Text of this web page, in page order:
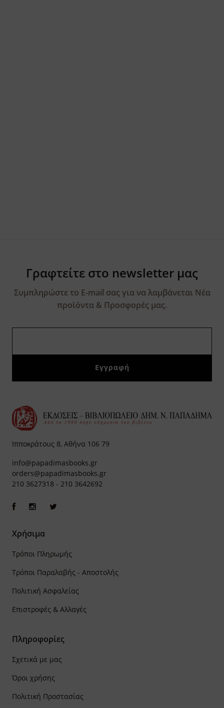
Γραφτείτε στο newsletter μας
Συμπληρώστε το E-mail σας για να λαμβάνεται Νέα
προϊόντα & Προσφορές μας.
Ιπποκράτους 8, Αθήνα 106 79
info@papadimasbooks.gr
orders@papadimasbooks.gr
210 3627318 - 210 3642692
Χρήσιμα
Τρόποι Πληρωμής
Τρόποι Παραλαβής - Αποστολής
Πολιτική Ασφαλείας
Επιστροφές & Αλλαγές
Πληροφορίες
Σχετικά με μας
Όροι χρήσης
Πολιτική Προστασίας